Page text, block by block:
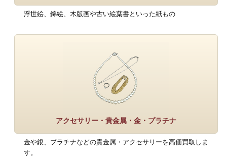
浮世絵、錦絵、木版画や古い絵葉書といった紙もの
アクセサリー・貴金属・金・プラチナ
金や銀、プラチナなどの貴金属・アクセサリーを高価買取しま
す。